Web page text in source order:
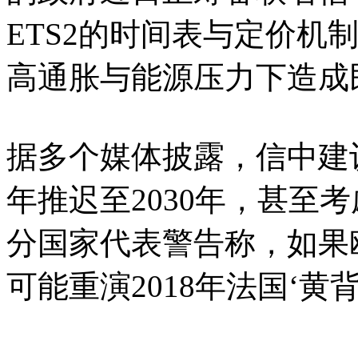
ETS2的时间表与定价机
高通胀与能源压力下造
据多个媒体披露，信中
年推迟至2030年，甚至
分国家代表警告称，如
可能重演2018年法国‘黄